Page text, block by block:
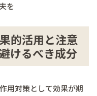
を
的活用と注意
けるべき成分
用対策として効果が期